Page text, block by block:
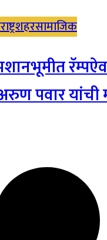
शहरसामाजिक
पवार यांची